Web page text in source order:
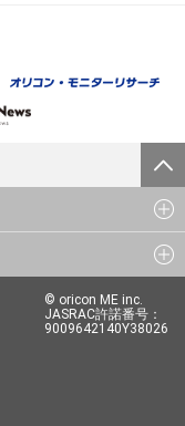
© oricon ME inc.
JASRAC許諾番号：
9009642140Y38026